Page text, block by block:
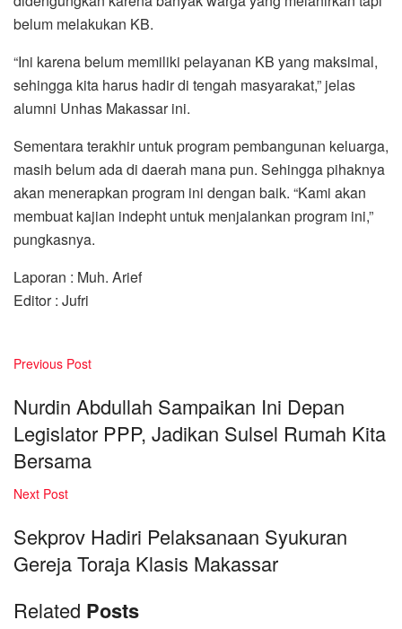
belum melakukan KB.
“Ini karena belum memiliki pelayanan KB yang maksimal,
sehingga kita harus hadir di tengah masyarakat,” jelas
alumni Unhas Makassar ini.
Sementara terakhir untuk program pembangunan keluarga,
masih belum ada di daerah mana pun. Sehingga pihaknya
akan menerapkan program ini dengan baik. “Kami akan
membuat kajian indepht untuk menjalankan program ini,”
pungkasnya.
Laporan : Muh. Arief
Editor : Jufri
Previous Post
Nurdin Abdullah Sampaikan Ini Depan
Legislator PPP, Jadikan Sulsel Rumah Kita
Bersama
Next Post
Sekprov Hadiri Pelaksanaan Syukuran
Gereja Toraja Klasis Makassar
Related Posts